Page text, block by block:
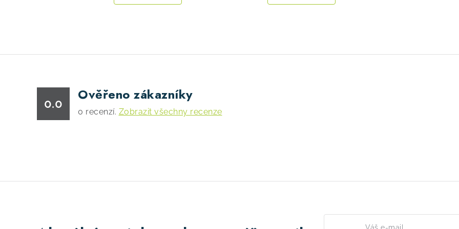
0.0
Ověřeno zákazníky
0 recenzí. Zobrazit všechny recenze